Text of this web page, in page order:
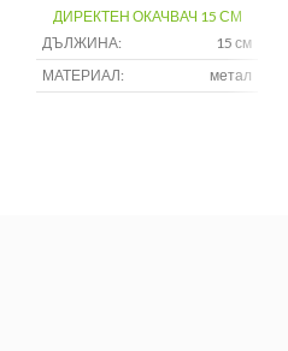
ДИРЕКТЕН ОКАЧВАЧ 15 СМ
ДЪЛЖИНА:
15 см
МАТЕРИАЛ:
метал